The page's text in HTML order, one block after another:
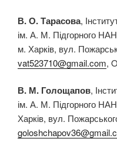
В. О. Тарасова,
ім. А. М. Підгорного
м. Харків, вул.
vat523710@gmail.com,
В. М. Голощапов,
ім. А. М. Підгорного
Харків, вул.